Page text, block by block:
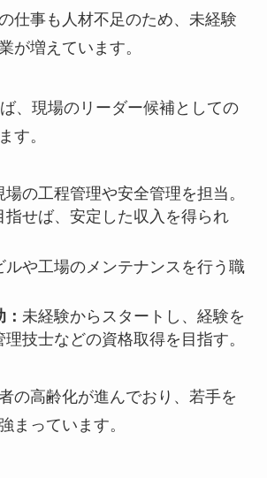
仕事も人材不足のため、未経験
が増えています。
、現場のリーダー候補としての
す。
場の工程管理や安全管理を担当。
指せば、安定した収入を得られ
ルや工場のメンテナンスを行う職
未経験からスタートし、経験を
技士などの資格取得を目指す。
の高齢化が進んでおり、若手を
まっています。